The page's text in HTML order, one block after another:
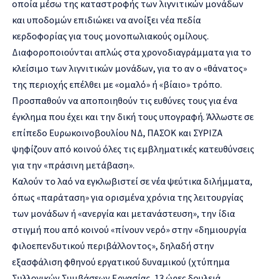
οποία μέσω της καταστροφής των λιγνιτικών μονάδων
και υποδομών επιδιώκει να ανοίξει νέα πεδία
κερδοφορίας για τους μονοπωλιακούς ομίλους.
Διαφοροποιούνται απλώς στα χρονοδιαγράμματα για το
κλείσιμο των λιγνιτικών μονάδων, για το αν ο «θάνατος»
της περιοχής επέλθει με «ομαλό» ή «βίαιο» τρόπο.
Προσπαθούν να αποποιηθούν τις ευθύνες τους για ένα
έγκλημα που έχει και την δική τους υπογραφή. Άλλωστε σε
επίπεδο Ευρωκοινοβουλίου ΝΔ, ΠΑΣΟΚ και ΣΥΡΙΖΑ
ψηφίζουν από κοινού όλες τις εμβληματικές κατευθύνσεις
για την «πράσινη μετάβαση».
Καλούν το λαό να εγκλωβιστεί σε νέα ψεύτικα διλήμματα,
όπως «παράταση» για ορισμένα χρόνια της λειτουργίας
των μονάδων ή «ανεργία και μετανάστευση», την ίδια
στιγμή που από κοινού «πίνουν νερό» στην «δημιουργία
φιλοεπενδυτικού περιβάλλοντος», δηλαδή στην
εξασφάλιση φθηνού εργατικού δυναμικού (χτύπημα